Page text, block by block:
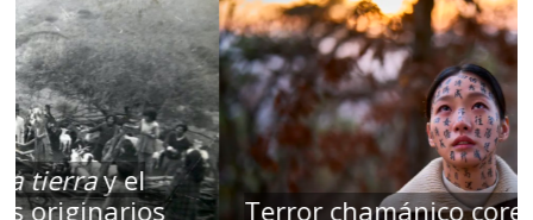
Terror chamánico coreano